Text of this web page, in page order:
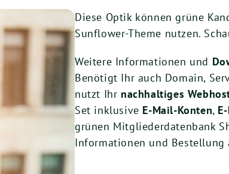
Diese Optik können grüne
Sunflower-Theme nutzen.
Weitere Informationen und
Benötigt Ihr auch Domain,
nutzt Ihr nachhaltiges
Set inklusive E-Mail-Konten,
grünen Mitgliederdatenbank
Informationen und Bestellung